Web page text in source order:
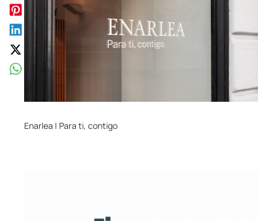
Enarlea | Para ti, contigo